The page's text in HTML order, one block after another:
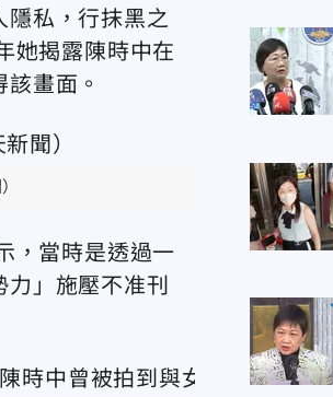
私，行抹黑之
她揭露陳時中在
畫面。
，當時是透過一
」施壓不准刊